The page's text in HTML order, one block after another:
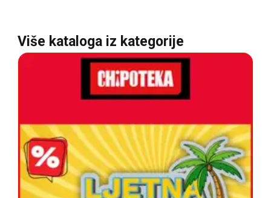
Više kataloga iz kategorije